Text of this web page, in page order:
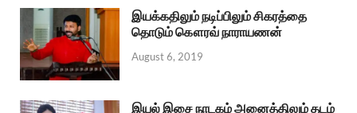
இயக்கதிலும் நடிப்பிலும் சிகரத்தை
தொடும் கௌரவ் நாராயணன்
August 6, 2019
இயல் இசை நாடகம் அனைத்திலும் தடம்